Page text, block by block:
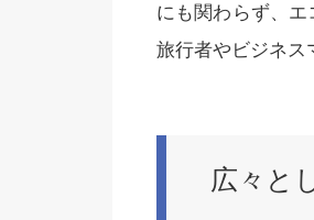
にも関わらず、
旅行者やビジネス
広々と